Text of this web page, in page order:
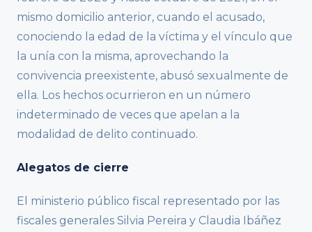
mismo domicilio anterior, cuando el acusado,
conociendo la edad de la víctima y el vínculo que
la unía con la misma, aprovechando la
convivencia preexistente, abusó sexualmente de
ella. Los hechos ocurrieron en un número
indeterminado de veces que apelan a la
modalidad de delito continuado.
Alegatos de cierre
El ministerio público fiscal representado por las
fiscales generales Silvia Pereira y Claudia Ibáñez